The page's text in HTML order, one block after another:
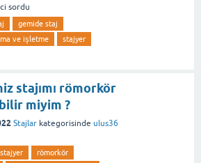
sordu
gemide staj
ve işletme
stajyer
stajımı römorkör
miyim ?
Stajlar kategorisinde ulus36
stajyer
römorkör